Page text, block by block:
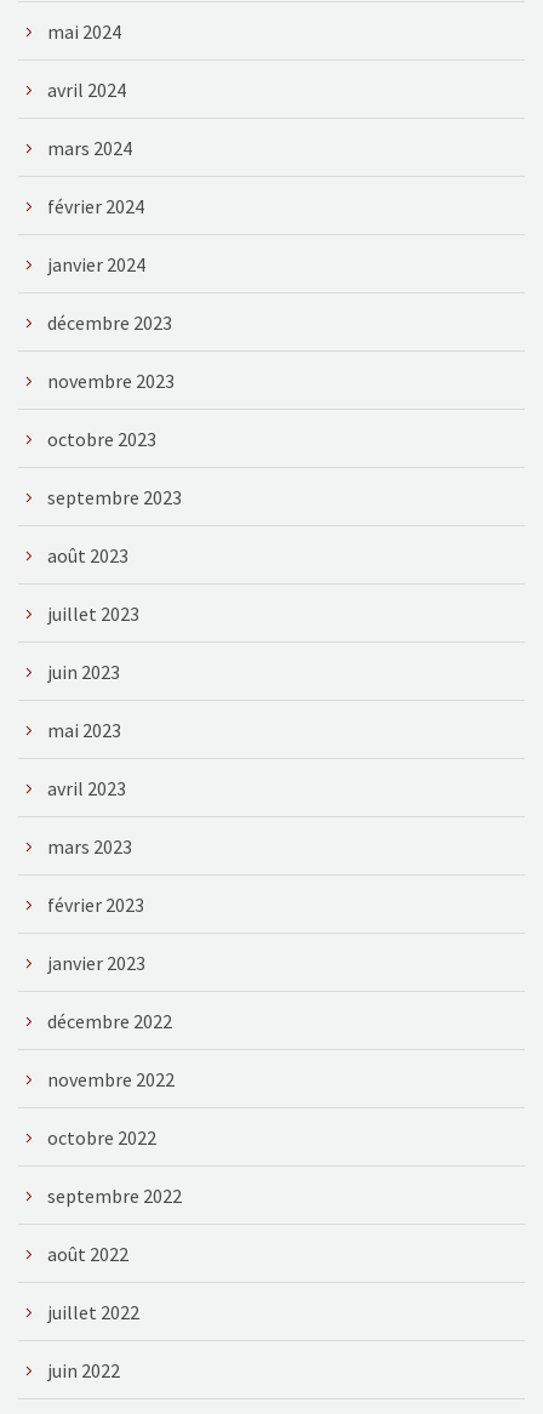
mai 2024
avril 2024
mars 2024
février 2024
janvier 2024
décembre 2023
novembre 2023
octobre 2023
septembre 2023
août 2023
juillet 2023
juin 2023
mai 2023
avril 2023
mars 2023
février 2023
janvier 2023
décembre 2022
novembre 2022
octobre 2022
septembre 2022
août 2022
juillet 2022
juin 2022